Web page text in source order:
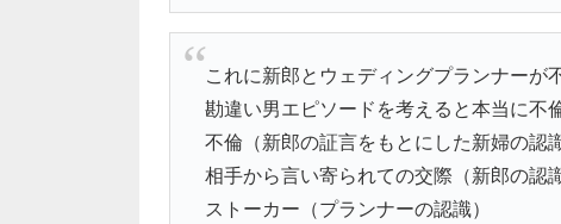
これに新郎とウェディングプランナーが
勘違い男エピソードを考えると本当に不
不倫（新郎の証言をもとにした新婦の認識
相手から言い寄られての交際（新郎の認識
ストーカー（プランナーの認識）